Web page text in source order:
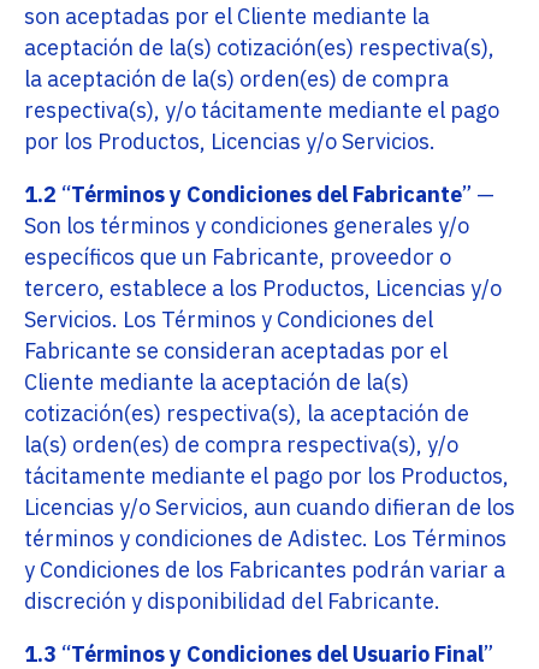
son aceptadas por el Cliente mediante la
aceptación de la(s) cotización(es) respectiva(s),
la aceptación de la(s) orden(es) de compra
respectiva(s), y/o tácitamente mediante el pago
por los Productos, Licencias y/o Servicios.
1.2 “Términos y Condiciones del Fabricante” —
Son los términos y condiciones generales y/o
específicos que un Fabricante, proveedor o
tercero, establece a los Productos, Licencias y/o
Servicios. Los Términos y Condiciones del
Fabricante se consideran aceptadas por el
Cliente mediante la aceptación de la(s)
cotización(es) respectiva(s), la aceptación de
la(s) orden(es) de compra respectiva(s), y/o
tácitamente mediante el pago por los Productos,
Licencias y/o Servicios, aun cuando difieran de los
términos y condiciones de Adistec. Los Términos
y Condiciones de los Fabricantes podrán variar a
discreción y disponibilidad del Fabricante.
1.3 “Términos y Condiciones del Usuario Final”